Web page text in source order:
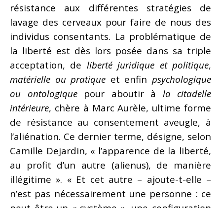
résistance aux différentes stratégies de
lavage des cerveaux pour faire de nous des
individus consentants. La problématique de
la liberté est dès lors posée dans sa triple
acceptation, de liberté juridique et politique,
matérielle ou pratique et enfinpsychologique
ou ontologiquepour aboutir à la citadelle
intérieure, chère à Marc Aurèle, ultime forme
de résistance au consentement aveugle, à
l’aliénation. Ce dernier terme, désigne, selon
Camille Dejardin, « l’apparence de la liberté,
au profit d’un autre (alienus), de manière
illégitime ». « Et cet autre – ajoute-t-elle –
n’est pas nécessairement une personne : ce